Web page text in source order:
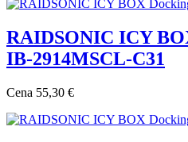
RAIDSONIC ICY
IB-2914MSCL-C31
Cena 55,30 €